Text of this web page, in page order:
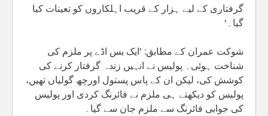
گرفتاری کے لیے ہزار کے قریب اہلکاروں کو تعینات کیا
گیا۔‘
شوکت عمران کے مطابق: ’ایک بس اڈے پر ملزم کی
شناخت ہوئی۔ پولیس نے انہیں زندہ گرفتار کرنے کی
کوشش کی، لیکن ان کے پاس پستول اورچھ گولیاں تھیں،
پولیس کو دیکھتے ہی ملزم نے فائرنگ کردی اور پولیس
کی جوابی فائرنگ سے ملزم جان سے گیا۔